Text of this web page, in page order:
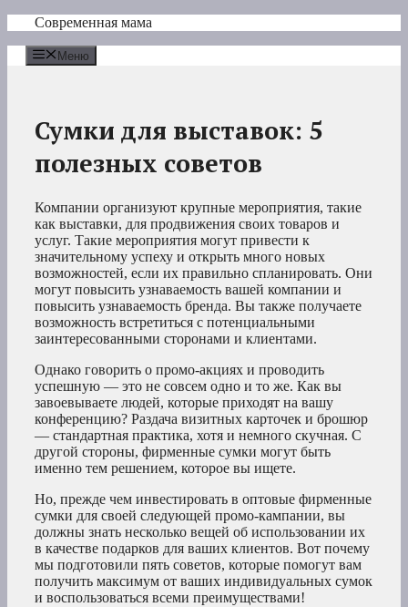
Перейти
содержимому
Современная мама
Меню
Сумки для выставок: 5
полезных советов
Компании организуют крупные мероприятия, такие
как выставки, для продвижения своих товаров и
услуг. Такие мероприятия могут привести к
значительному успеху и открыть много новых
возможностей, если их правильно спланировать. Они
могут повысить узнаваемость вашей компании и
повысить узнаваемость бренда. Вы также получаете
возможность встретиться с потенциальными
заинтересованными сторонами и клиентами.
Однако говорить о промо-акциях и проводить
успешную — это не совсем одно и то же. Как вы
завоевываете людей, которые приходят на вашу
конференцию? Раздача визитных карточек и брошюр
— стандартная практика, хотя и немного скучная. С
другой стороны, фирменные сумки могут быть
именно тем решением, которое вы ищете.
Но, прежде чем инвестировать в оптовые фирменные
сумки для своей следующей промо-кампании, вы
должны знать несколько вещей об использовании их
в качестве подарков для ваших клиентов. Вот почему
мы подготовили пять советов, которые помогут вам
получить максимум от ваших индивидуальных сумок
и воспользоваться всеми преимуществами!